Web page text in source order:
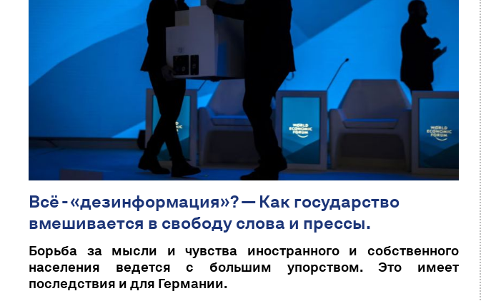
Всë - «дезинформация»? — Как государство
вмешивается в свободу слова и прессы.
Борьба за мысли и чувства иностранного и собственного
населения ведется с большим упорством. Это имеет
последствия и для Германии.